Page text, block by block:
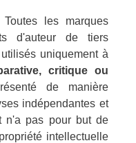
Toutes les marques
d'auteur de tiers
uniquement à
critique ou
de manière
indépendantes et
n'a pas pour but de
intellectuelle